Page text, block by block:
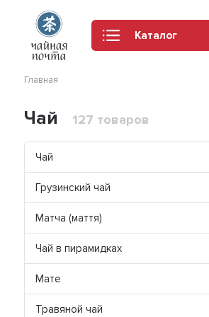
Каталог
Главная
Чай 127 товаров
Чай
Грузинский чай
Матча (маття)
Чай в пирамидках
Мате
Травяной чай